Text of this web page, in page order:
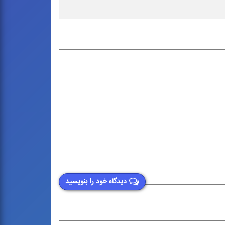
دیدگاه خود را بنویسید